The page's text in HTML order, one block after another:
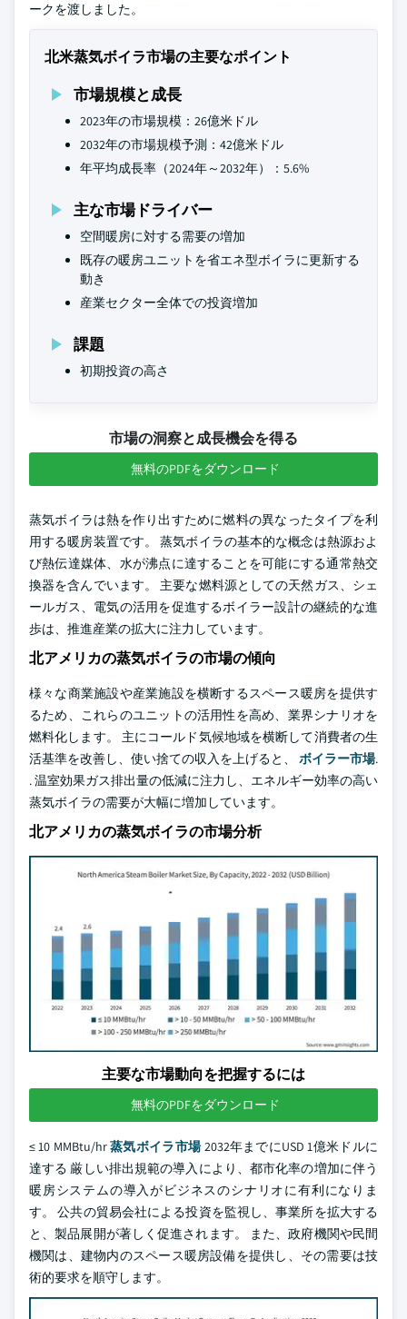
ークを渡しました。
北米蒸気ボイラ市場の主要なポイント
市場規模と成長
2023年の市場規模：26億米ドル
2032年の市場規模予測：42億米ドル
年平均成長率（2024年～2032年）：5.6%
主な市場ドライバー
空間暖房に対する需要の増加
既存の暖房ユニットを省エネ型ボイラに更新する
動き
産業セクター全体での投資増加
課題
初期投資の高さ
市場の洞察と成長機会を得る
無料のPDFをダウンロード
蒸気ボイラは熱を作り出すために燃料の異なったタイプを利
用する暖房装置です。 蒸気ボイラの基本的な概念は熱源およ
び熱伝達媒体、水が沸点に達することを可能にする通常熱交
換器を含んでいます。 主要な燃料源としての天然ガス、シェ
ールガス、電気の活用を促進するボイラー設計の継続的な進
歩は、推進産業の拡大に注力しています。
北アメリカの蒸気ボイラの市場の傾向
様々な商業施設や産業施設を横断するスペース暖房を提供す
るため、これらのユニットの活用性を高め、業界シナリオを
燃料化します。 主にコールド気候地域を横断して消費者の生
活基準を改善し、使い捨ての収入を上げると、 ボイラー市場.
. 温室効果ガス排出量の低減に注力し、エネルギー効率の高い
蒸気ボイラの需要が大幅に増加しています。
北アメリカの蒸気ボイラの市場分析
主要な市場動向を把握するには
無料のPDFをダウンロード
≤ 10 MMBtu/hr蒸気ボイラ市場2032年までにUSD 1億米ドルに
達する 厳しい排出規範の導入により、都市化率の増加に伴う
暖房システムの導入がビジネスのシナリオに有利になりま
す。 公共の貿易会社による投資を監視し、事業所を拡大する
と、製品展開が著しく促進されます。 また、政府機関や民間
機関は、建物内のスペース暖房設備を提供し、その需要は技
術的要求を順守します。